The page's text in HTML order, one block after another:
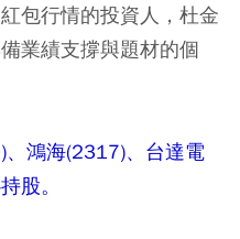
包行情的投資人，杜金
業績支撐與題材的個
鴻海(2317)、台達電
股。